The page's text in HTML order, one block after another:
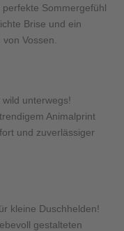
Sommergefühl
Brise und ein
Vossen.
wild unterwegs!
Animalprint
und zuverlässiger
kleine Duschhelden!
gestalteten